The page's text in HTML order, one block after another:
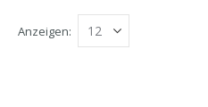
Anzeigen